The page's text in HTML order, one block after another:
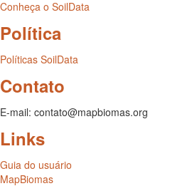
Conheça o SoilData
Política
Políticas SoilData
Contato
E-mail: contato@mapbiomas.org
Links
Guia do usuário
MapBiomas